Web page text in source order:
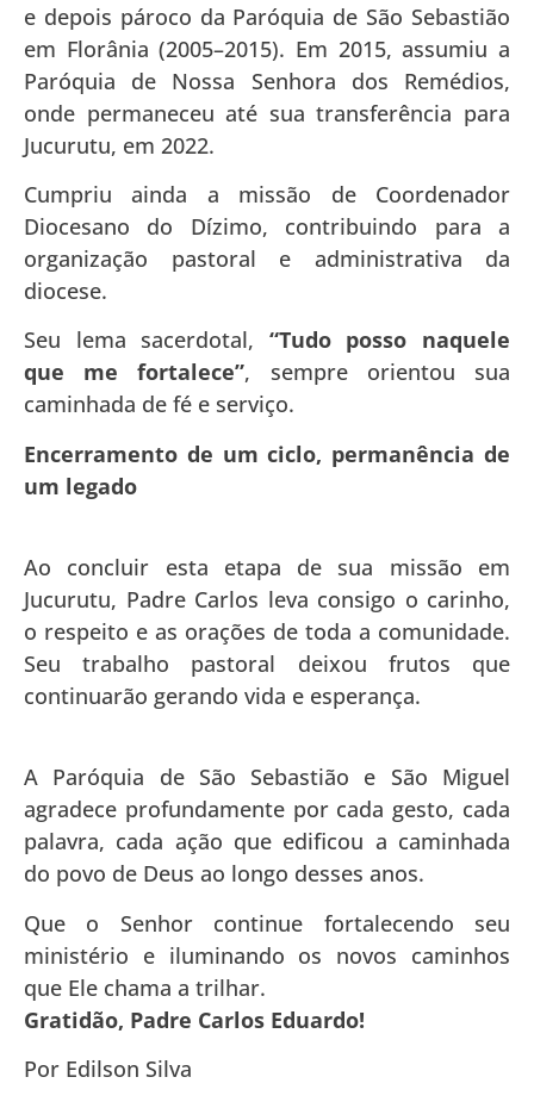
e depois pároco da Paróquia de São Sebastião
em Florânia (2005–2015). Em 2015, assumiu a
Paróquia de Nossa Senhora dos Remédios,
onde permaneceu até sua transferência para
Jucurutu, em 2022.
Cumpriu ainda a missão de Coordenador
Diocesano do Dízimo, contribuindo para a
organização pastoral e administrativa da
diocese.
Seu lema sacerdotal, “Tudo posso naquele
que me fortalece”, sempre orientou sua
caminhada de fé e serviço.
Encerramento de um ciclo, permanência de
um legado
Ao concluir esta etapa de sua missão em
Jucurutu, Padre Carlos leva consigo o carinho,
o respeito e as orações de toda a comunidade.
Seu trabalho pastoral deixou frutos que
continuarão gerando vida e esperança.
A Paróquia de São Sebastião e São Miguel
agradece profundamente por cada gesto, cada
palavra, cada ação que edificou a caminhada
do povo de Deus ao longo desses anos.
Que o Senhor continue fortalecendo seu
ministério e iluminando os novos caminhos
que Ele chama a trilhar.
Gratidão, Padre Carlos Eduardo!
Por Edilson Silva